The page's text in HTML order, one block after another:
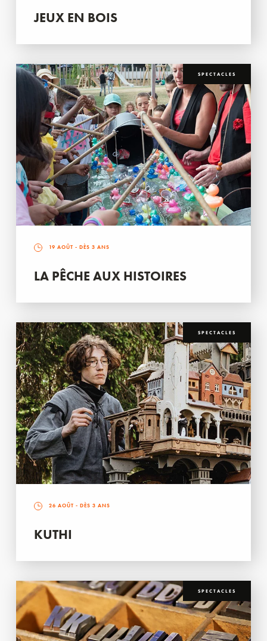
JEUX EN BOIS
SPECTACLES
19 AOÛT - DÈS 3 ANS
LA PÊCHE AUX HISTOIRES
SPECTACLES
26 AOÛT - DÈS 3 ANS
KUTHI
SPECTACLES